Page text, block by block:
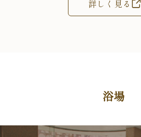
詳しく見る
浴場